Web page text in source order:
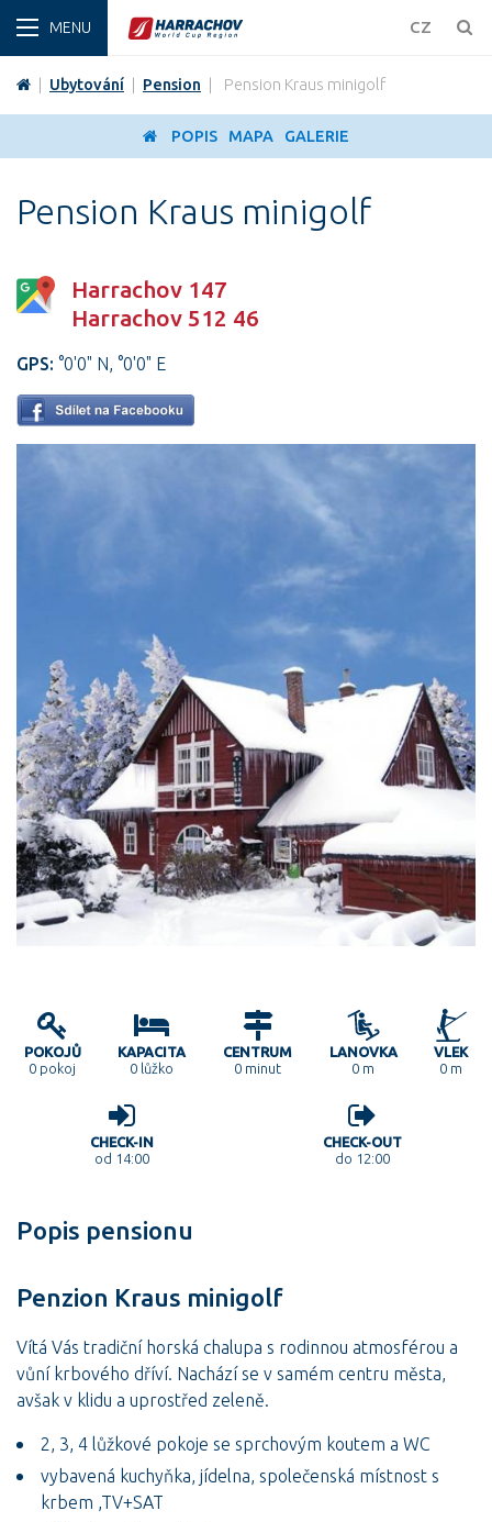
CZ
ZIMA
Ubytování Pension Pension Kraus minigolf
POPIS MAPA GALERIE
Pension Kraus minigolf
Harrachov 147
Harrachov 512 46
GPS: °0'0" N, °0'0" E
POKOJŮ
0 pokoj
KAPACITA
0 lůžko
CENTRUM
0 minut
LANOVKA
0 m
VLEK
0 m
CHECK-IN
od 14:00
CHECK-OUT
do 12:00
Popis pensionu
Penzion Kraus minigolf
Vítá Vás tradiční horská chalupa s rodinnou atmosférou a
vůní krbového dříví. Nachází se v samém centru města,
avšak v klidu a uprostřed zeleně.
2, 3, 4 lůžkové pokoje se sprchovým koutem a WC
vybavená kuchyňka, jídelna, společenská místnost s
krbem ,TV+SAT